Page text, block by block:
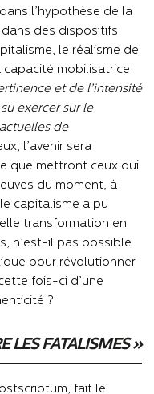
l’hypothèse de la
des dispositifs
le réalisme de
mobilisatrice
et de l’intensité
exercer sur le
de
l’avenir sera
que mettront ceux qui
du moment, à
capitalisme a pu
transformation en
n’est-il pas possible
pour révolutionner
fois-ci d’une
?
LES FATALISMES »
fait le